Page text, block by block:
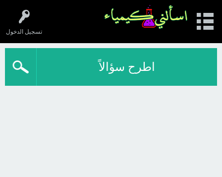
تسجيل الدخول
اطرح سؤالاً